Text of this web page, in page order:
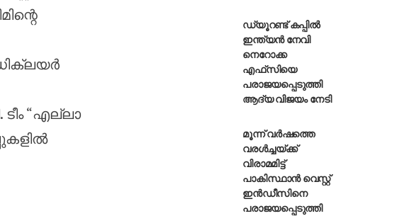
“എല്ലാ
ഡ്യൂറണ്ട് കപ്പിൽ
ഇന്ത്യൻ നേവി
നെറോക്ക
എഫ്‌സിയെ
പരാജയപ്പെടുത്തി
ആദ്യ വിജയം നേടി
മൂന്ന് വർഷത്തെ
വരൾച്ചയ്ക്ക്
വിരാമമിട്ട്
പാകിസ്ഥാൻ വെസ്റ്റ്
ഇൻഡീസിനെ
പരാജയപ്പെടുത്തി